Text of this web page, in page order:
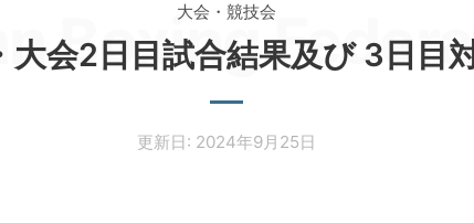
Boxing
大会・競技会
会2日目試合結果及び 3日目
更新日: 2024年9月25日